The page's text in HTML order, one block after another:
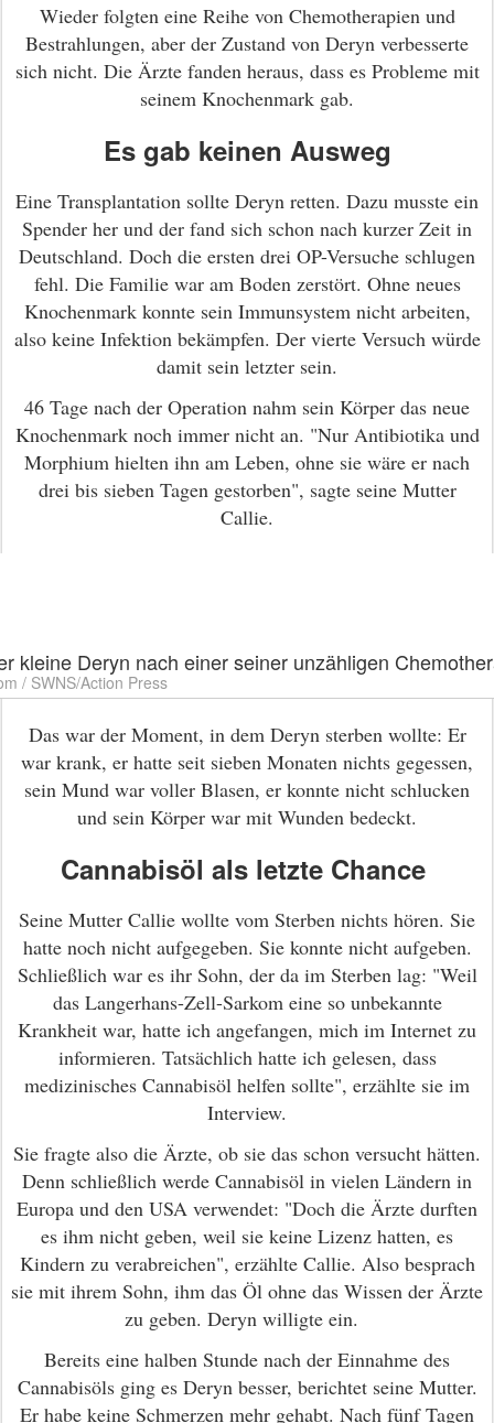
Wieder folgten eine Reihe von Chemotherapien und
Bestrahlungen, aber der Zustand von Deryn verbesserte
sich nicht. Die Ärzte fanden heraus, dass es Probleme mit
seinem Knochenmark gab.
Es gab keinen Ausweg
Eine Transplantation sollte Deryn retten. Dazu musste ein
Spender her und der fand sich schon nach kurzer Zeit in
Deutschland. Doch die ersten drei OP-Versuche schlugen
fehl. Die Familie war am Boden zerstört. Ohne neues
Knochenmark konnte sein Immunsystem nicht arbeiten,
also keine Infektion bekämpfen. Der vierte Versuch würde
damit sein letzter sein.
46 Tage nach der Operation nahm sein Körper das neue
Knochenmark noch immer nicht an. "Nur Antibiotika und
Morphium hielten ihn am Leben, ohne sie wäre er nach
drei bis sieben Tagen gestorben", sagte seine Mutter
Callie.
kleine Deryn nach einer seiner unzähligen
/ SWNS/Action Press
Das war der Moment, in dem Deryn sterben wollte: Er
war krank, er hatte seit sieben Monaten nichts gegessen,
sein Mund war voller Blasen, er konnte nicht schlucken
und sein Körper war mit Wunden bedeckt.
Cannabisöl als letzte Chance
Seine Mutter Callie wollte vom Sterben nichts hören. Sie
hatte noch nicht aufgegeben. Sie konnte nicht aufgeben.
Schließlich war es ihr Sohn, der da im Sterben lag: "Weil
das Langerhans-Zell-Sarkom eine so unbekannte
Krankheit war, hatte ich angefangen, mich im Internet zu
informieren. Tatsächlich hatte ich gelesen, dass
medizinisches Cannabisöl helfen sollte", erzählte sie im
Interview.
Sie fragte also die Ärzte, ob sie das schon versucht hätten.
Denn schließlich werde Cannabisöl in vielen Ländern in
Europa und den USA verwendet: "Doch die Ärzte durften
es ihm nicht geben, weil sie keine Lizenz hatten, es
Kindern zu verabreichen", erzählte Callie. Also besprach
sie mit ihrem Sohn, ihm das Öl ohne das Wissen der Ärzte
zu geben. Deryn willigte ein.
Bereits eine halben Stunde nach der Einnahme des
Cannabisöls ging es Deryn besser, berichtet seine Mutter.
Er habe keine Schmerzen mehr gehabt. Nach fünf Tagen